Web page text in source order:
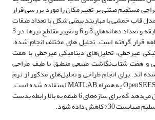
مستقیم مبتنی بر تغییرمکان را مورد بررسی قرار
به این منظور 24 مدل قاب خمشی با مهاربند بیضی شکل با تعداد طبقات
متفاوت 6، 9، 12 و 15 طبقه و تعداد دهانه‌های 3 و 6 و تغییر مقاطع تیرها در 3
قرار گرفته است. تحلیل های مختلف انجام شده،
غیرخطی، تحلیل‌های دینامیکی غیرخطی با هفت
هفت شتاب‌نگاشت طبیعی منطبق با طیف طراحی
اند. برای انجام طراحی و تحلیل‌های مذکور از نرم
افزارهای SAP2000 و OpenSEES به همراه MATLAB استفاده شده است.
نتایج بدست آمده نشان می‌دهد که برای سازه‌های 6 طبقه به بالا رابطه بدست
30% کاهش داده شود.